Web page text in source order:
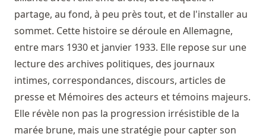
partage, au fond, à peu près tout, et de l'installer au
sommet. Cette histoire se déroule en Allemagne,
entre mars 1930 et janvier 1933. Elle repose sur une
lecture des archives politiques, des journaux
intimes, correspondances, discours, articles de
presse et Mémoires des acteurs et témoins majeurs.
Elle révèle non pas la progression irrésistible de la
marée brune, mais une stratégie pour capter son